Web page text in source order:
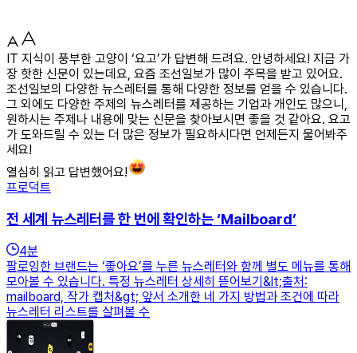
IT 지식이 풍부한 고양이 ‘요고’가 답변해 드려요. 안녕하세요! 지금 가
장 핫한 신문이 있는데요, 요즘 조선일보가 많이 주목을 받고 있어요.
조선일보의 다양한 뉴스레터를 통해 다양한 정보를 얻을 수 있습니다.
그 외에도 다양한 주제의 뉴스레터를 제공하는 기업과 개인도 많으니,
원하시는 주제나 내용에 맞는 신문을 찾아보시면 좋을 것 같아요. 요고
가 도와드릴 수 있는 더 많은 정보가 필요하시다면 언제든지 물어봐주
세요!
열심히 읽고 답변했어요!
프로덕트
전 세계 뉴스레터를 한 번에 확인하는 ‘Mailboard’
4분
팔로잉한 브랜드는 ‘좋아요’를 누른 뉴스레터와 함께 별도 메뉴를 통해
모아볼 수 있습니다. 특정 뉴스레터 상세히 뜯어보기&lt;출처:
mailboard, 작가 캡처&gt; 앞서 소개한 네 가지 방법과 조건에 따라
뉴스레터 리스트를 살펴볼 수